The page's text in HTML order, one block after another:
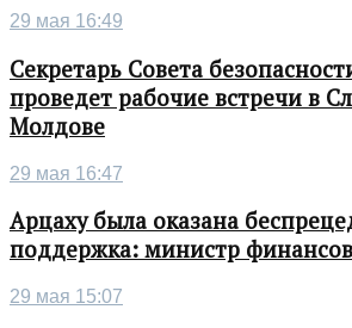
29 мая 16:49
Секретарь Совета
проведет рабочие встречи в
Молдове
29 мая 16:47
Арцаху была оказана
поддержка: министр
29 мая 15:07